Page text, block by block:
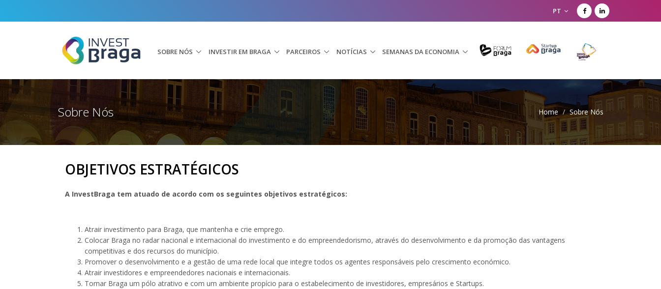
PT
SOBRE NÓS INVESTIR EM BRAGA PARCEIROS NOTÍCIAS SEMANAS DA ECONOMIA
Sobre Nós Home / Sobre Nós
OBJETIVOS ESTRATÉGICOS
A InvestBraga tem atuado de acordo com os seguintes objetivos estratégicos:
Atrair investimento para Braga, que mantenha e crie emprego.
Colocar Braga no radar nacional e internacional do investimento e do empreendedorismo, através do desenvolvimento e da promoção das vantagens
competitivas e dos recursos do município.
Promover o desenvolvimento e a gestão de uma rede local que integre todos os agentes responsáveis pelo crescimento económico.
Atrair investidores e empreendedores nacionais e internacionais.
Tornar Braga um pólo atrativo e com um ambiente propício para o estabelecimento de investidores, empresários e Startups.